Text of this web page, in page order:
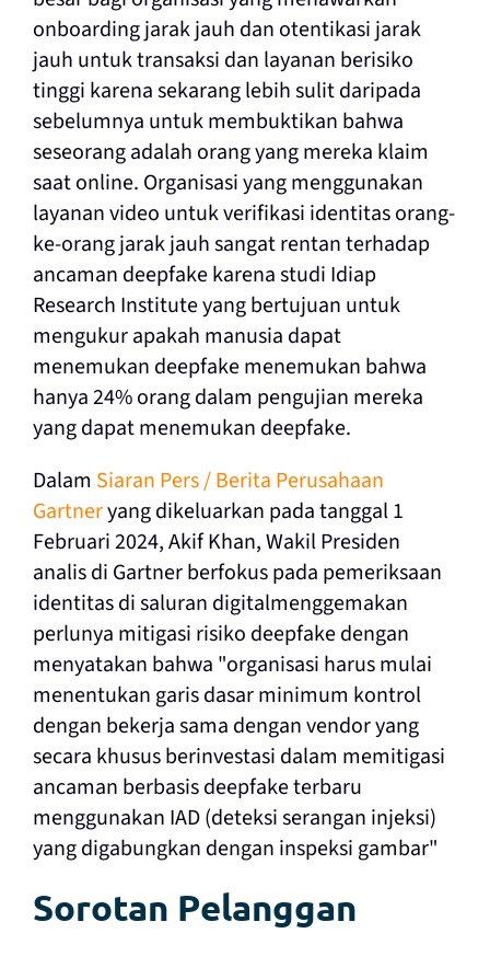
onboarding jarak jauh dan otentikasi jarak
jauh untuk transaksi dan layanan berisiko
tinggi karena sekarang lebih sulit daripada
sebelumnya untuk membuktikan bahwa
seseorang adalah orang yang mereka klaim
saat online. Organisasi yang menggunakan
layanan video untuk verifikasi identitas orang-
ke-orang jarak jauh sangat rentan terhadap
ancaman deepfake karena studi Idiap
Research Institute yang bertujuan untuk
mengukur apakah manusia dapat
menemukan deepfake menemukan bahwa
hanya 24% orang dalam pengujian mereka
yang dapat menemukan deepfake.
Dalam Siaran Pers / Berita Perusahaan
Gartneryang dikeluarkan pada tanggal 1
Februari 2024, Akif Khan, Wakil Presiden
analis di Gartner berfokus pada pemeriksaan
identitas di saluran digitalmenggemakan
perlunya mitigasi risiko deepfake dengan
menyatakan bahwa "organisasi harus mulai
menentukan garis dasar minimum kontrol
dengan bekerja sama dengan vendor yang
secara khusus berinvestasi dalam memitigasi
ancaman berbasis deepfake terbaru
menggunakan IAD (deteksi serangan injeksi)
yang digabungkan dengan inspeksi gambar"
Sorotan Pelanggan